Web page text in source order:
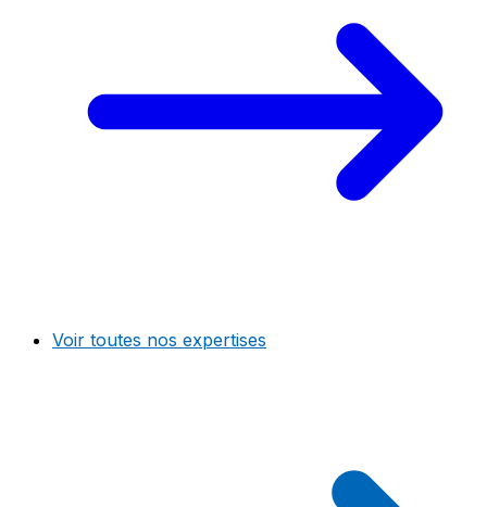
Voir toutes nos expertises